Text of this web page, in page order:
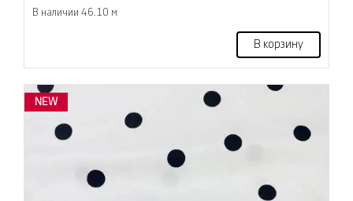
В наличии 46.10 м
В корзину
NEW